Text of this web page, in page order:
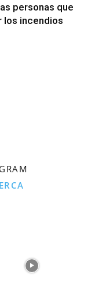
personas que
los incendios